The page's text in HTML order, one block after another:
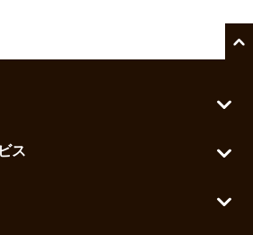
ス